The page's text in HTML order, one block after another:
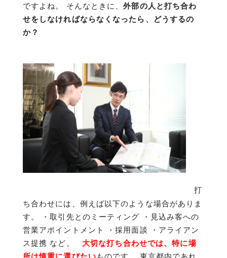
ですよね。 そんなときに、外部の人と打ち合わ
せをしなければならなくなったら、どうするの
か？
打
ち合わせには、例えば以下のような場合がありま
す。 ・取引先とのミーティング ・見込み客への
営業アポイントメント ・採用面談 ・アライアン
ス提携 など。 大切な打ち合わせでは、特に場